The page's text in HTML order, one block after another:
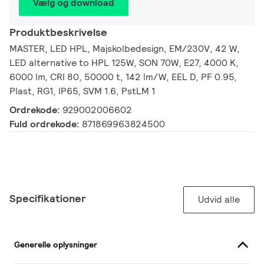
Vælg og download
Produktbeskrivelse
MASTER, LED HPL, Majskolbedesign, EM/230V, 42 W,
LED alternative to HPL 125W, SON 70W, E27, 4000 K,
6000 lm, CRI 80, 50000 t, 142 lm/W, EEL D, PF 0.95,
Plast, RG1, IP65, SVM 1.6, PstLM 1
Ordrekode: 929002006602
Fuld ordrekode: 871869963824500
Specifikationer Udvid alle
Generelle oplysninger